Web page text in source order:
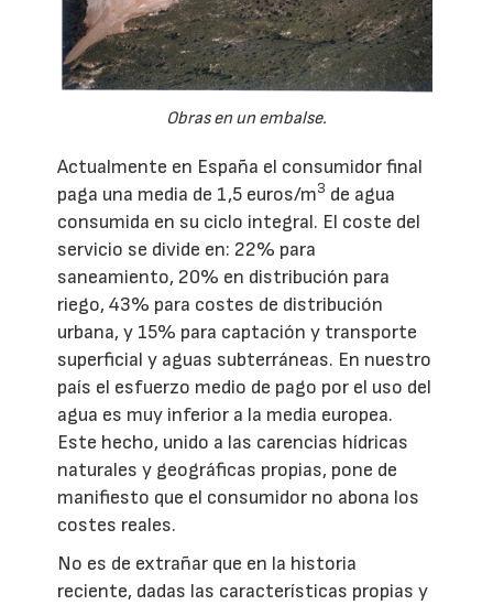
Obras en un embalse.
Actualmente en España el consumidor final
paga una media de 1,5 euros/m3 de agua
consumida en su ciclo integral. El coste del
servicio se divide en: 22% para
saneamiento, 20% en distribución para
riego, 43% para costes de distribución
urbana, y 15% para captación y transporte
superficial y aguas subterráneas. En nuestro
país el esfuerzo medio de pago por el uso del
agua es muy inferior a la media europea.
Este hecho, unido a las carencias hídricas
naturales y geográficas propias, pone de
manifiesto que el consumidor no abona los
costes reales.
No es de extrañar que en la historia
reciente, dadas las características propias y